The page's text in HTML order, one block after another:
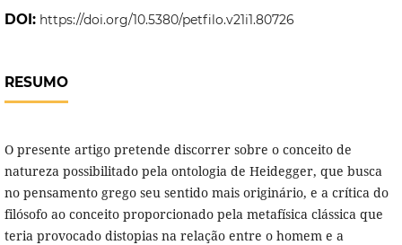
DOI: https://doi.org/10.5380/petfilo.v21i1.80726
RESUMO
O presente artigo pretende discorrer sobre o conceito de
natureza possibilitado pela ontologia de Heidegger, que busca
no pensamento grego seu sentido mais originário, e a crítica do
filósofo ao conceito proporcionado pela metafísica clássica que
teria provocado distopias na relação entre o homem e a